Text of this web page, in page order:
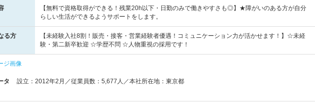
【無料で資格取得ができる！残業20h以下・日勤のみで働きやすさも◎】★障がいのある方が自分
らしい生活ができるようサポートをします。
る方
【未経験入社8割！販売・接客・営業経験者優遇！コミュニケーション力が活かせます！】☆未経
験・第二新卒歓迎 ☆学歴不問 ☆人物重視の採用です！
ジ画像
タ 設立：2012年2月／従業員数：5,677人／本社所在地：東京都